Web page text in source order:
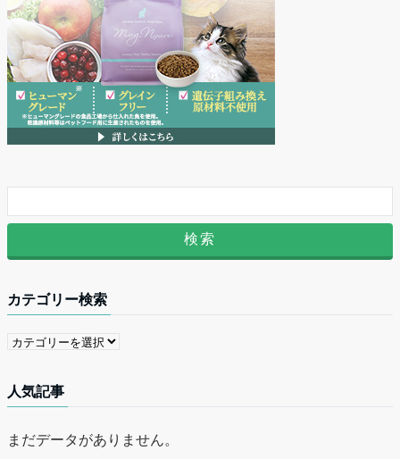
カテゴリー検索
人気記事
まだデータがありません。